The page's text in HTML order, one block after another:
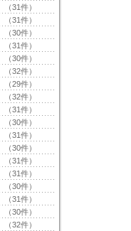
（31件）
（31件）
（30件）
（31件）
（30件）
（32件）
（29件）
（32件）
（31件）
（30件）
（31件）
（30件）
（31件）
（31件）
（30件）
（31件）
（30件）
（32件）